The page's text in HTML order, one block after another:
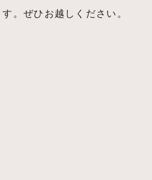
。ぜひお越しください。